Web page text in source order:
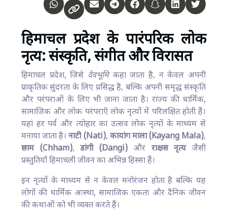
हिमाचल प्रदेश के पारंपरिक लोक
नृत्य: संस्कृति, संगीत और विरासत
हिमाचल प्रदेश, जिसे देवभूमिकहा जाता है, न केवल अपनी
प्राकृतिक सुंदरता के लिए प्रसिद्ध है, बल्कि अपनी समृद्ध संस्कृति
और परंपराओं के लिए भी जाना जाता है। राज्य की धार्मिक,
सामाजिक और लोक परंपराएँ लोक नृत्यों में परिलक्षित होती हैं।
यहां हर पर्व और त्योहार का उत्सव लोक नृत्यों के माध्यम से
मनाया जाता है।नाटी (Nati), कायांग माला (Kayang Mala),
छाम (Chham),डांगी (Dangi)और राक्षस नृत्यजैसी
प्रस्तुतियाँ हिमाचली जीवन का अभिन्न हिस्सा हैं।
इन नृत्यों के माध्यम से न केवल मनोरंजन होता है बल्कि यह
लोगों की धार्मिक आस्था, सामाजिक एकता और दैनिक जीवन
की कथाओं को भी व्यक्त करते हैं।